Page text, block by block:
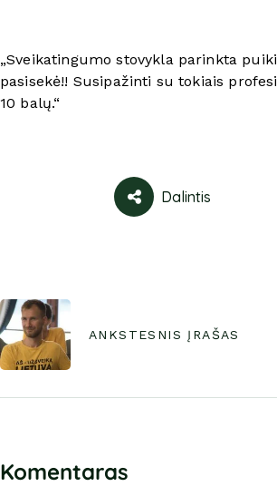
„Sveikatingumo stovykla parinkta
pasisekė!! Susipažinti su tokiais
10 balų.“
Dalintis
ANKSTESNIS ĮRAŠAS
Komentaras